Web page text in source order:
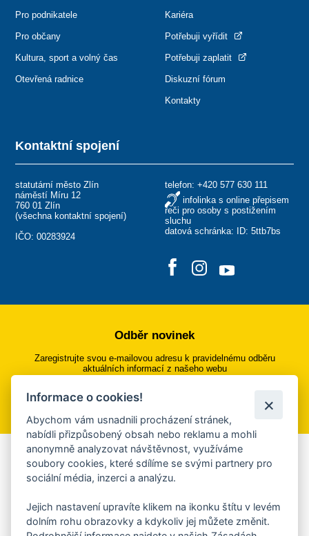
Kontaktní spojení
statutární město Zlín
náměstí Míru 12
760 01 Zlín
(všechna kontaktní spojení)
IČO: 00283924
telefon: +420 577 630 111
infolinka s online přepisem
řeči pro osoby s postižením
sluchu
datová schránka: ID: 5ttb7bs
Pro podnikatele
Pro občany
Kultura, sport a volný čas
Otevřená radnice
Kariéra
Potřebuji vyřídit
Potřebuji zaplatit
Diskuzní fórum
Kontakty
Odběr novinek
Zaregistrujte svou e-mailovou adresu k pravidelnému odběru
aktuálních informací z našeho webu
Přihlásit se k odběru
Aplikace Mobilní rozhlas
Chcete dostávat do svého mobilu či mailu upozornění na
ankety, pozvánky na kulturní a sportovní akce?
Více informací o aplikaci
Informace o cookies!
Abychom vám usnadnili procházení stránek,
nabídli přizpůsobený obsah nebo reklamu a mohli
anonymně analyzovat návštěvnost, využíváme
soubory cookies, které sdílíme se svými partnery pro
sociální média, inzerci a analýzu.
Jejich nastavení upravíte klikem na ikonku štítu v levém
dolním rohu obrazovky a kdykoliv jej můžete změnit.